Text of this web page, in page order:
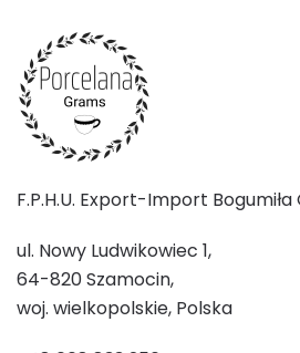
F.P.H.U. Export-Import
ul. Nowy Ludwikowiec 1,
64-820 Szamocin,
woj. wielkopolskie, Polska